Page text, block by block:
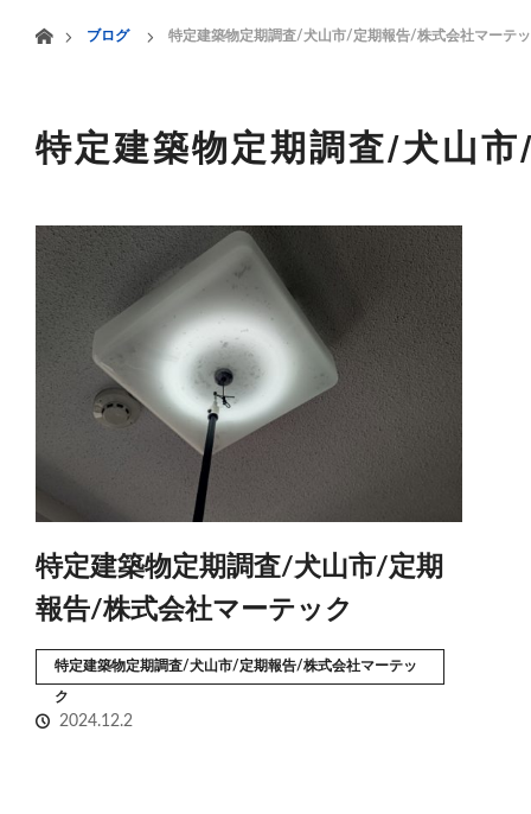
HOME 業務案内
ブログ
特定建築物定期調査/犬山市/定期報告/株式会社マーテ
特定建築物定期調査/犬山
特定建築物定期調査/犬山市/定期
報告/株式会社マーテック
特定建築物定期調査/犬山市/定期報告/株式会社マーテッ
ク
2024.12.2